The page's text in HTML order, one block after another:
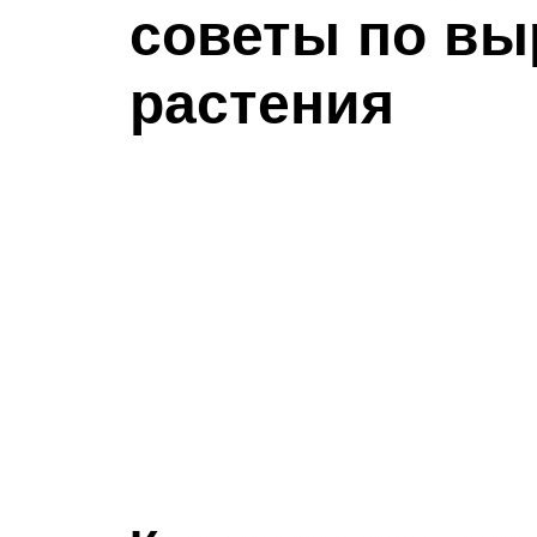
советы по
растения